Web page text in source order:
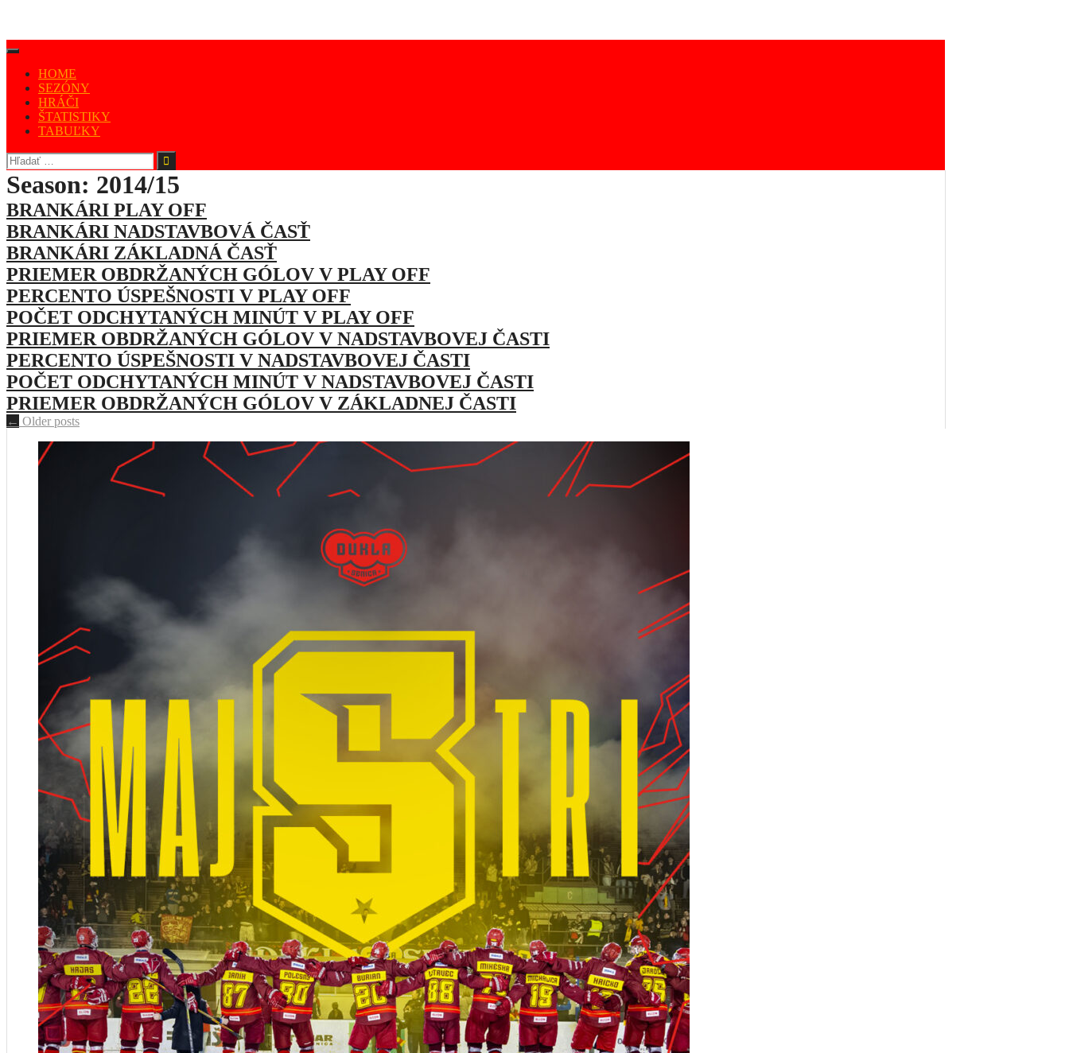
content
HOME
SEZÓNY
HRÁČI
ŠTATISTIKY
TABUĽKY
Hľadať:
Season: 2014/15
BRANKÁRI PLAY OFF
BRANKÁRI NADSTAVBOVÁ ČASŤ
BRANKÁRI ZÁKLADNÁ ČASŤ
PRIEMER OBDRŽANÝCH GÓLOV V PLAY OFF
PERCENTO ÚSPEŠNOSTI V PLAY OFF
POČET ODCHYTANÝCH MINÚT V PLAY OFF
PRIEMER OBDRŽANÝCH GÓLOV V NADSTAVBOVEJ ČASTI
PERCENTO ÚSPEŠNOSTI V NADSTAVBOVEJ ČASTI
POČET ODCHYTANÝCH MINÚT V NADSTAVBOVEJ ČASTI
PRIEMER OBDRŽANÝCH GÓLOV V ZÁKLADNEJ ČASTI
Posts
navigation
← Older posts